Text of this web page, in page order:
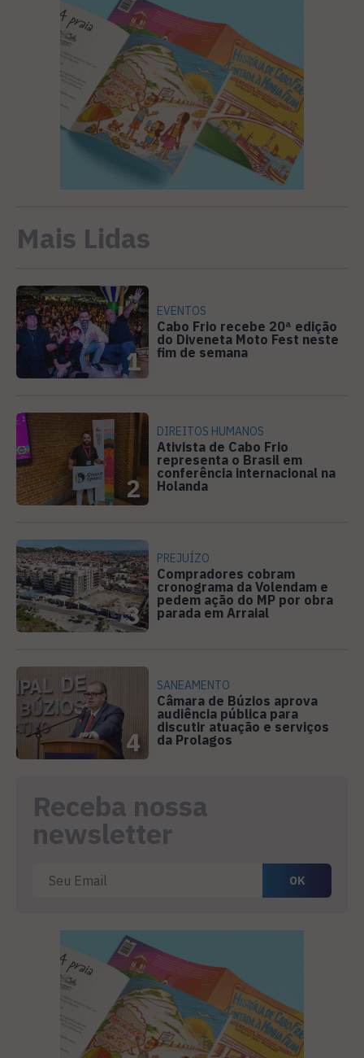
Mais Lidas
1
EVENTOS
Cabo Frio recebe 20ª edição
do Diveneta Moto Fest neste
fim de semana
2
DIREITOS HUMANOS
Ativista de Cabo Frio
representa o Brasil em
conferência internacional na
Holanda
3
PREJUÍZO
Compradores cobram
cronograma da Volendam e
pedem ação do MP por obra
parada em Arraial
4
SANEAMENTO
Câmara de Búzios aprova
audiência pública para
discutir atuação e serviços
da Prolagos
Receba nossa
newsletter